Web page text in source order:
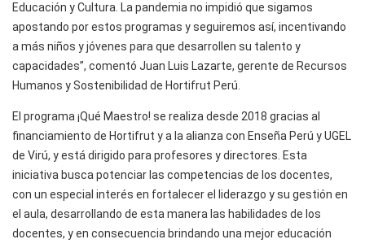
Educación y Cultura. La pandemia no impidió que sigamos
apostando por estos programas y seguiremos así, incentivando
a más niños y jóvenes para que desarrollen su talento y
capacidades”, comentó Juan Luis Lazarte, gerente de Recursos
Humanos y Sostenibilidad de Hortifrut Perú.
El programa ¡Qué Maestro! se realiza desde 2018 gracias al
financiamiento de Hortifrut y a la alianza con Enseña Perú y UGEL
de Virú, y está dirigido para profesores y directores. Esta
iniciativa busca potenciar las competencias de los docentes,
con un especial interés en fortalecer el liderazgo y su gestión en
el aula, desarrollando de esta manera las habilidades de los
docentes, y en consecuencia brindando una mejor educación